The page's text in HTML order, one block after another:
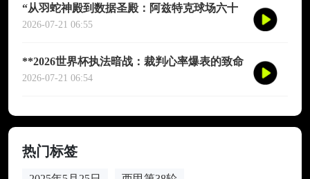
“从羽蛇神殿到数据圣殿：阿兹特克球场六十
年世界杯的文明跃迁”
2026-07-21 06:55
**2026世界杯执法暗战：裁判心率爆表的致命
90分钟**
2026-07-21 06:54
热门标签